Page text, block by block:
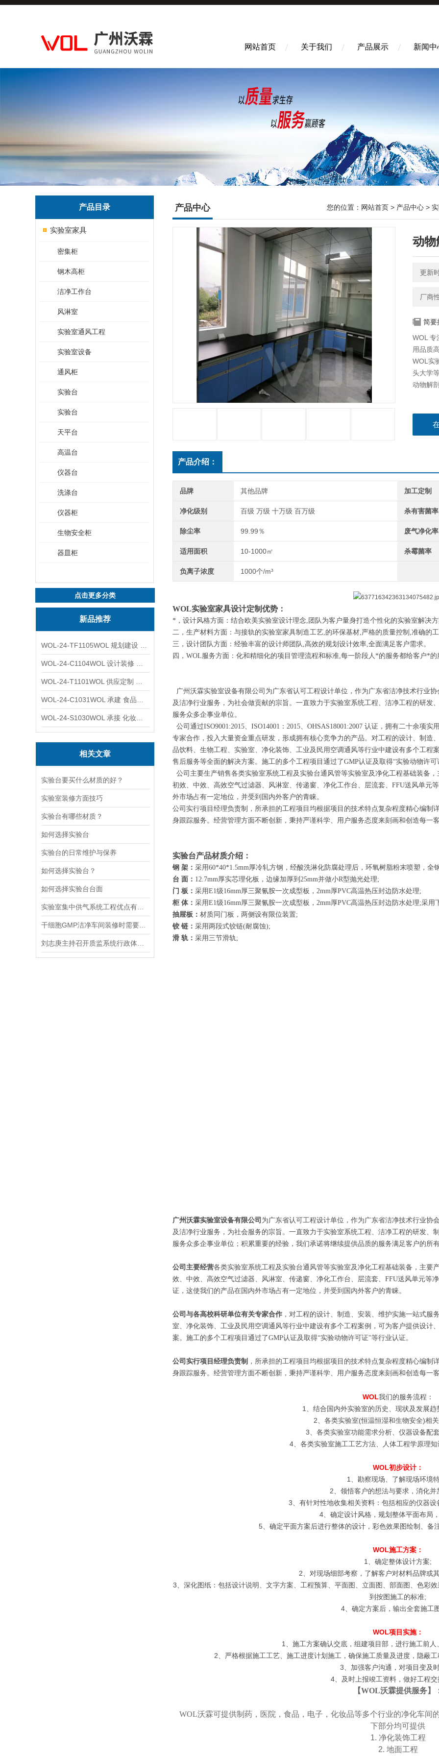
网站首页 关于我们 产品展示 新闻中
产品目录
实验室家具
密集柜
钢木高柜
洁净工作台
风淋室
实验室通风工程
实验室设备
通风柜
实验台
实验台
天平台
高温台
仪器台
洗涤台
仪器柜
生物安全柜
器皿柜
点击更多分类
新品推荐
相关文章
实验台要买什么材质的好？
实验室装修方面技巧
实验台有哪些材质？
如何选择实验台
实验台的日常维护与保养
如何选择实验台？
如何选择实验台台面
产品中心 您的位置： 网站首页 > 产品中心 >
动物
更新
厂商
简要
WOL 专
用品质
WOL实
头大学
动物解
产品介绍：
品牌 其他品牌 加工定制
净化级别 百级 万级 十万级 百万级 杀有害菌率
除尘率 99.99％ 废气净化率
适用面积 10-1000㎡ 杀霉菌率
负离子浓度 1000个/m³
WOL实验室家具设计定制优势：
*，设计风格方面：结合欧美实验室设计理念,团队为客户量身打造个性化的实验室解决
二，生产材料方面：与接轨的实验室家具制造工艺,的环保基材,严格的质量控制,准确的
三，设计团队方面：经验丰富的设计师团队,高效的规划设计效率,全面满足客户需求。
四，WOL服务方面：化和精细化的项目管理流程和标准,每一阶段人*的服务都给客户*的
广州沃霖实验室设备有限公司为广东省认可工程设计单位，作为广东省洁净技术行业
及洁净行业服务，为社会做贡献的宗旨。一直致力于实验室系统工程、洁净工程的研发
服务众多企事业单位。
公司通过ISO9001:2015、ISO14001：2015、OHSAS18001:2007 认证，拥有二十余项
专家合作，投入大量资金重点研发，形成拥有核心竞争力的产品。对工程的设计、制造
品饮料、生物工程、实验室、净化装饰、工业及民用空调通风等行业中建设有多个工程
售后服务等全面的解决方案。施工的多个工程项目通过了GMP认证及取得“实验动物许可
公司主要生产销售各类实验室系统工程及实验台通风管等实验室及净化工程基础装备
初效、中效、高效空气过滤器、风淋室、传递窗、净化工作台、层流套、FFU送风单元
外市场占有一定地位，并受到国内外客户的青睐。
公司实行项目经理负责制，所承担的工程项目均根据项目的技术特点复杂程度精心编制
身跟踪服务。经营管理方面不断创新，秉持严谨科学、用户服务态度来刻画和创造每一
实验台产品材质介绍：
钢 架： 采用60*40*1.5mm厚冷轧方钢，经酸洗淋化防腐处理后，环氧树脂粉末喷塑，全
台 面： 12.7mm厚实芯理化板，边缘加厚到25mm并做小R型抛光处理;
门 板： 采用E1级16mm厚三聚氰胺一次成型板，2mm厚PVC高温热压封边防水处理;
柜 体： 采用E1级16mm厚三聚氰胺一次成型板，2mm厚PVC高温热压封边防水处理;采用
抽屉板： 材质同门板，两侧设有限位装置;
铰 链： 采用两段式铰链(耐腐蚀);
滑 轨： 采用三节滑轨;
广州沃霖实验室设备有限公司 为广东省认可工程设计单位，作为广东省洁净技术行业协
及洁净行业服务，为社会服务的宗旨。一直致力于实验室系统工程、洁净工程的研发、
服务众多企事业单位；积累重要的经验，我们承诺将继续提供品质的服务满足客户的所有
公司主要经营各类实验室系统工程及实验台通风管等实验室及净化工程基础装备，主要
效、中效、高效空气过滤器、风淋室、传递窗、净化工作台、层流套、FFU送风单元等
证，这使我们的产品在国内外市场占有一定地位，并受到国内外客户的青睐。
公司与各高校科研单位有关专家合作 ，对工程的设计、制造、安装、维护实施一站式
室、净化装饰、工业及民用空调通风等行业中建设有多个工程案例，可为客户提供设计
案。施工的多个工程项目通过了GMP认证及取得“实验动物许可证"等行业认证。
公司实行项目经理负责制 ，所承担的工程项目均根据项目的技术特点复杂程度精心编
身跟踪服务。经营管理方面不断创新，秉持严谨科学、用户服务态度来刻画和创造每一
WOL我们的服务流程：
1、结合国内外实验室的历史、现状及发展趋
2、各类实验室(恒温恒湿和生物安全)相
3、各类实验室功能需求分析、仪器设备配
4、各类实验室施工工艺方法、人体工程学原理知
WOL初步设计：
1、勘察现场、了解现场环境
2、领悟客户的想法与要求，消化并
3、有针对性地收集相关资料：包括相应的仪器
4、确定设计风格，规划整体平面布局
5、确定平面方案后进行整体的设计，彩色效果图绘制、备
WOL施工方案：
1、确定整体设计方案;
2、对现场细部考察，了解客户对材料品牌或
3、深化图纸：包括设计说明、文字方案、工程预算、平面图、立面图、部面图、色彩
到按图施工的标准;
4、确定方案后，输出全套施工图
WOL项目实施：
1、施工方案确认交底，组建项目部，进行施工前
2、严格根据施工工艺、施工进度计划施工，确保施工质量及进度，隐蔽
3、加强客户沟通，对项目变及
4、及时上报竣工资料，做好工程交
【WOL沃霖提供服务】
WOL沃霖可提供制药，医院，食品，电子，化妆品等多个行业的净化车间
下部分均可提供
1. 净化装饰工程
2. 地面工程